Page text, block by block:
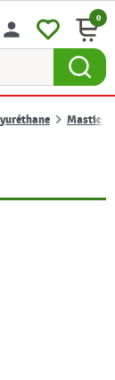
person 0
Mastic